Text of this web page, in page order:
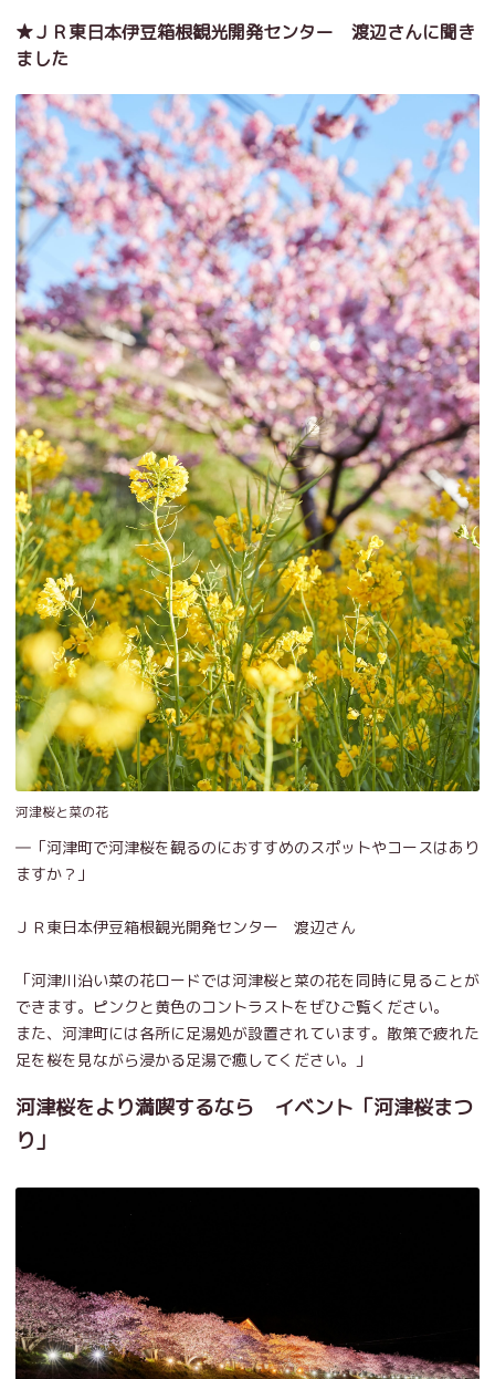
★ＪＲ東日本伊豆箱根観光開発センター 渡辺さんに聞き
ました
河津桜と菜の花
―「河津町で河津桜を観るのにおすすめのスポットやコースはあり
ますか？」
ＪＲ東日本伊豆箱根観光開発センター 渡辺さん
「河津川沿い菜の花ロードでは河津桜と菜の花を同時に見ることが
できます。ピンクと黄色のコントラストをぜひご覧ください。
また、河津町には各所に足湯処が設置されています。散策で疲れた
足を桜を見ながら浸かる足湯で癒してください。」
河津桜をより満喫するなら イベント「河津桜まつ
り」